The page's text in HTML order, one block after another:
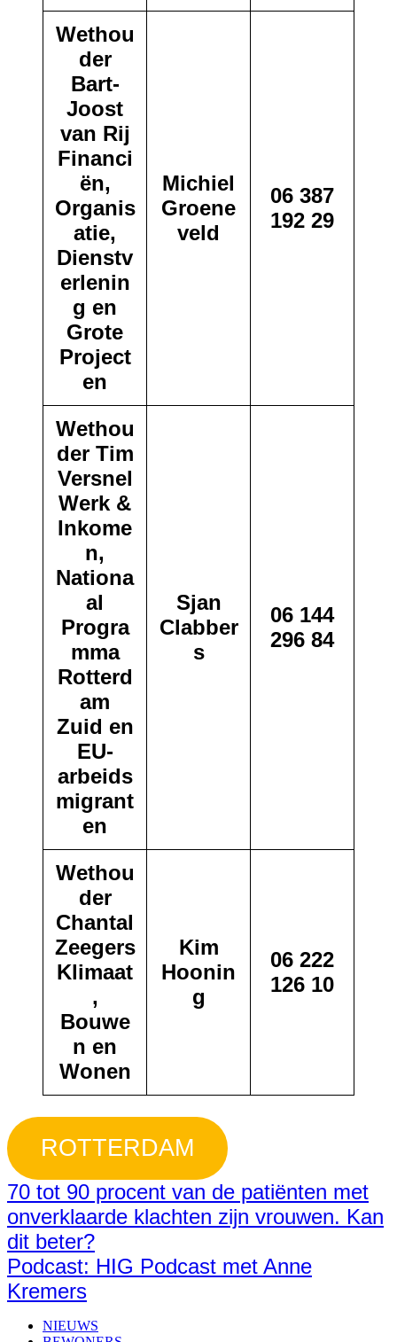
Wethou
der
Bart-
Joost
van Rij
Financi
ën,
Organis
atie,
Dienstv
erlenin
g en
Grote
Project
en
Michiel
Groene
veld
06 387
192 29
Wethou
der Tim
Versnel
Werk &
Inkome
n,
Nationa
al
Progra
mma
Rotterd
am
Zuid en
EU-
arbeids
migrant
en
Sjan
Clabber
s
06 144
296 84
Wethou
der
Chantal
Zeegers
Klimaat
,
Bouwe
n en
Wonen
Kim
Hoonin
g
06 222
126 10
ROTTERDAM
70 tot 90 procent van de patiënten met
onverklaarde klachten zijn vrouwen. Kan
dit beter?
Podcast: HIG Podcast met Anne
Kremers
NIEUWS